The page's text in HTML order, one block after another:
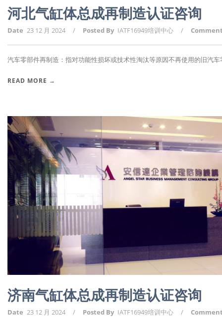
河北气缸体总成再制造认证咨询
Date 23 12 月 2024 / Posted By IATF16949培训中心 /
汽车零部件再制造：指对功能性损坏或技术性淘汰等原因不再使用的旧汽车
READ MORE →
济南气缸体总成再制造认证咨询
Date 23 12 月 2024 / Posted By IATF16949培训中心 /